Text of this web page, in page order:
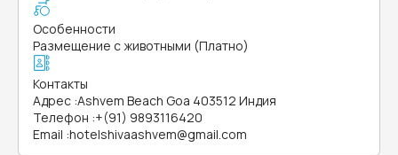
Особенности
Размещение с животными (Платно)
Контакты
Адрес :Ashvem Beach Goa 403512 Индия
Телефон :+(91) 9893116420
Email :hotelshivaashvem@gmail.com